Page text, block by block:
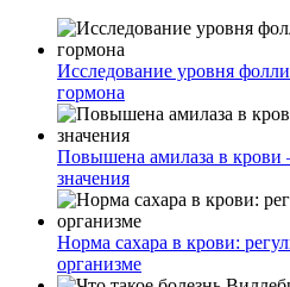
Исследование уровня
гормона
Повышена амилаза в крови
значения
Норма сахара в крови:
организме